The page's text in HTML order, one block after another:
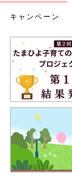
キャンペーン